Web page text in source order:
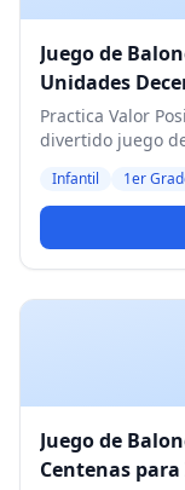
Juego de
Unidades
Practica Valor
divertido juego
Infantil 1er
Juego de
Centenas